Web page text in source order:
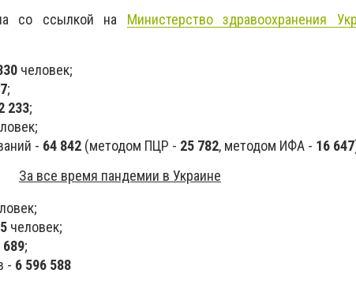
со ссылкой на Министерство здравоохранения
человек;
;
233;
- 64 842 (методом ПЦР - 25 782, методом ИФА - 16 647
За все время пандемии в Украине
человек;
689;
- 6 596 588